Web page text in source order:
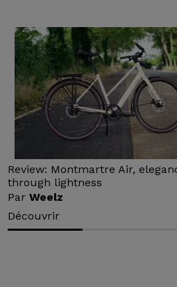
Review: Montmartre Air,
through lightness
ParWeelz
Découvrir